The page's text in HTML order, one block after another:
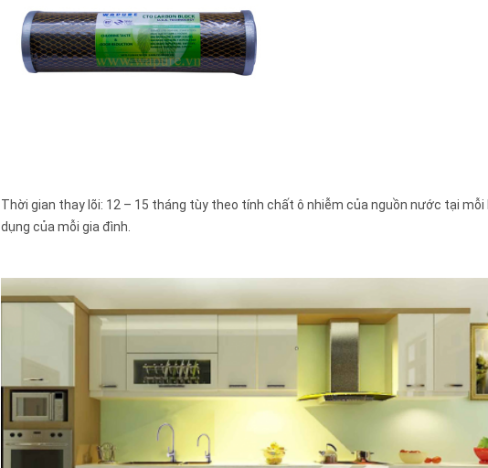
Thời gian thay lõi: 12 – 15 tháng tùy theo tính chất ô nhiễm của nguồn nước tại
dụng của mỗi gia đình.